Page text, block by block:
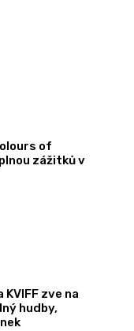
of
zážitků v
KVIFF zve na
hudby,